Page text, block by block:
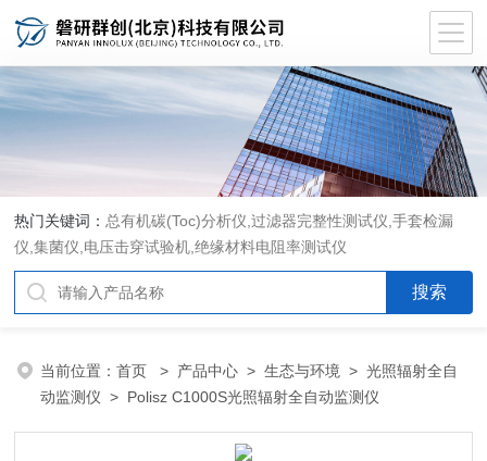
热门关键词： 总有机碳(Toc)分析仪 ,过滤器完整性测试仪 ,手套检漏
仪 ,集菌仪 电压击穿试验机 ,绝缘材料电阻率测试仪
当前位置：首页 > 产品中心 >生态与环境 >光照辐射全自
动监测仪 > Polisz C1000S光照辐射全自动监测仪